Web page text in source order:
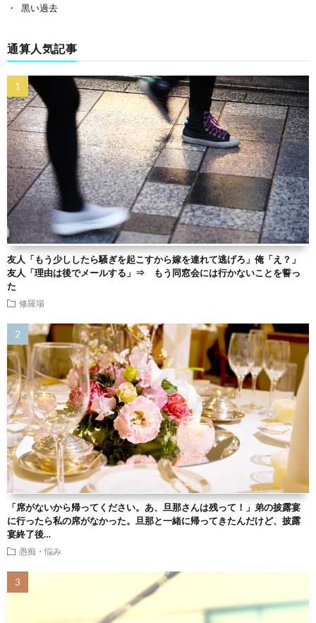
黒い過去
通算人気記事
友人「もう少ししたら騒ぎを起こすから嫁を連れて逃げろ」俺「え？」
友人「理由は後でメールする」⇒ もう同窓会には行かないことを誓っ
た
修羅場
「席がないから帰ってください。あ、旦那さんは残って！」弟の披露宴
に行ったら私の席がなかった。旦那と一緒に帰ってきたんだけど、披露
宴終了後…
愚痴・悩み